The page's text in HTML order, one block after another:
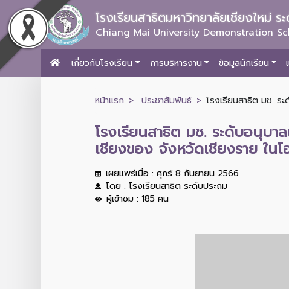
โรงเรียนสาธิตมหาวิทยาลัยเชียงใหม่
Chiang Mai University Demonstration
เกี่ยวกับโรงเรียน การบริหารงาน ข้อมูลนักเรียน
หน้าแรก ประชาสัมพันธ์ โรงเรียนสาธิต มช. ร
โรงเรียนสาธิต มช. ระดับอนุบ
เชียงของ จังหวัดเชียงราย ในโ
เผยแพร่เมื่อ : ศุกร์ 8 กันยายน 2566
โดย : โรงเรียนสาธิต ระดับประถม
ผู้เข้าชม : 185 คน